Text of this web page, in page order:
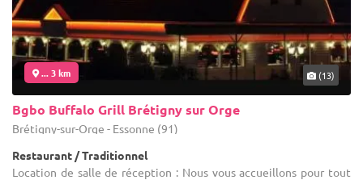
... 3 km (13)
Bgbo Buffalo Grill Brétigny sur Orge
Brétigny-sur-Orge - Essonne (91)
Restaurant / Traditionnel
Location de salle de réception : Nous vous accueillons pour tout